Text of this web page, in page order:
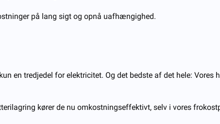
på lang sigt og opnå uafhængighed.
en tredjedel for elektricitet. Og det bedste af det hele: Vores
kører de nu omkostningseffektivt, selv i vores